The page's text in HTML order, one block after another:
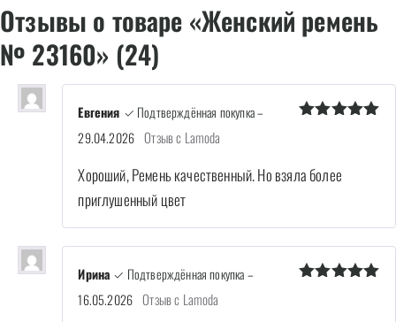
Отзывы о товаре «Женский ремень
№ 23160» (24)
Евгения ✓ Подтверждённая покупка–
29.04.2026 Отзыв с Lamoda
Хороший, Ремень качественный. Но взяла более
приглушенный цвет
Ирина ✓ Подтверждённая покупка–
16.05.2026 Отзыв с Lamoda